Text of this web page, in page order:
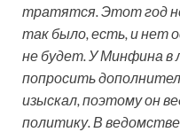
тратятся. Этот год
так было, есть, и нет
не будет. У Минфина
попросить
изыскал, поэтому он
политику. В